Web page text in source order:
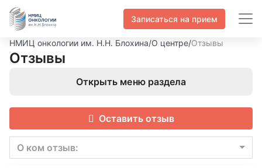
Записаться на прием
НМИЦ онкологии им. Н.Н. Блохина/О центре/Отзывы
Отзывы
Открыть меню раздела
Оставить отзыв
О ком отзыв: